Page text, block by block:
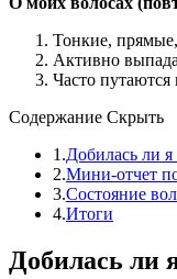
Тонкие,
Активно
Часто путаются
Содержание Скрыть
1.Добилась ли
2.Мини-отчет
3.Состояние
4.Итоги
Добилась ли